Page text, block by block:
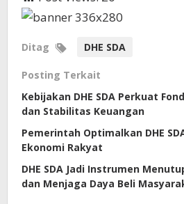
Ditag DHE SDA
Posting Terkait
Kebijakan DHE SDA Perkuat
dan Stabilitas Keuangan
Pemerintah Optimalkan DHE
Ekonomi Rakyat
DHE SDA Jadi Instrumen
dan Menjaga Daya Beli